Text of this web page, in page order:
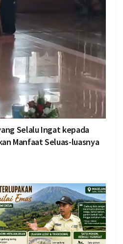
Selalu Ingat kepada
Manfaat Seluas-luasnya